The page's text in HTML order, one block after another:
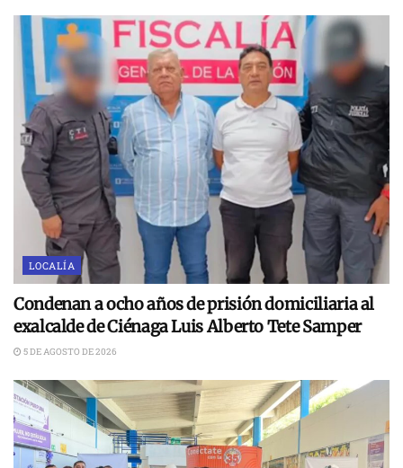
LOCALÍA
Condenan a ocho años de prisión domiciliaria al
exalcalde de Ciénaga Luis Alberto Tete Samper
5 DE AGOSTO DE 2026